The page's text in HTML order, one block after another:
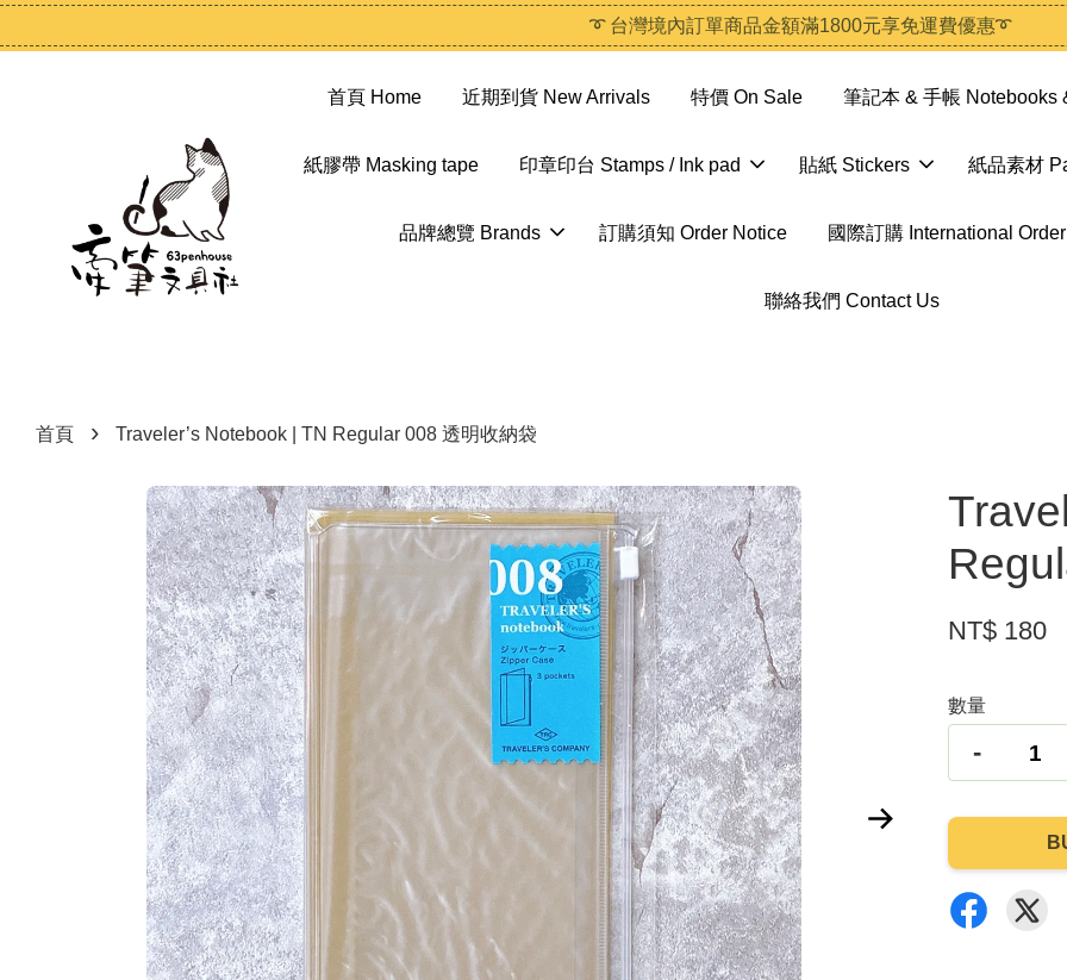
➰ 台灣境內訂單商品金額滿1800元享免運費優惠➰
首頁 Home 近期到貨 New Arrivals 特價 On Sale 筆記本 & 手帳 Notebooks
紙膠帶 Masking tape 印章印台 Stamps / Ink pad 貼紙 Stickers 紙品素材
品牌總覽 Brands 訂購須知 Order Notice 國際訂購 International Order
聯絡我們 Contact Us
首頁 › Traveler’s Notebook | TN Regular 008 透明收納袋
NT$ 180
數量
-